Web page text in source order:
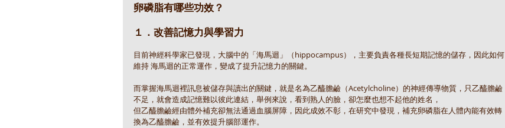
卵磷脂有哪些功效？
１．改善記憶力與學習力
目前神經科學家已發現，大腦中的「海馬迴」（hippocampus），主要負責各種長短期記憶的儲存，因此如何
維持 海馬迴的正常運作，變成了提升記憶力的關鍵。
而掌握海馬迴裡訊息被儲存與讀出的關鍵，就是名為乙醯膽鹼（Acetylcholine）的神經傳導物質，只乙醯膽鹼
不足，就會造成記憶難以彼此連結，舉例來說，看到熟人的臉，卻怎麼也想不起他的姓名，
但乙醯膽鹼經由體外補充卻無法通過血腦屏障，因此成效不彰，在研究中發現，補充卵磷脂在人體內能有效轉
換為乙醯膽鹼，並有效提升腦部運作。